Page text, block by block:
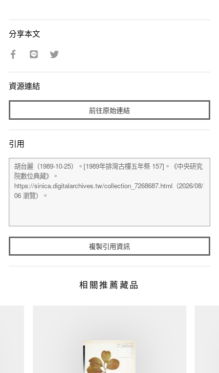
分享本文
資源連結
前往原始連結
引用
複製引用資訊
相關推薦藏品